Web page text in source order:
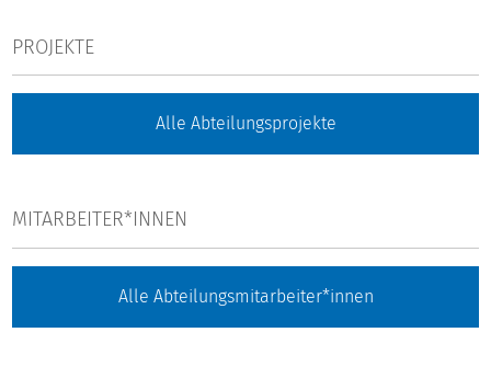
PROJEKTE
Alle Abteilungsprojekte
MITARBEITER*INNEN
Alle Abteilungsmitarbeiter*innen